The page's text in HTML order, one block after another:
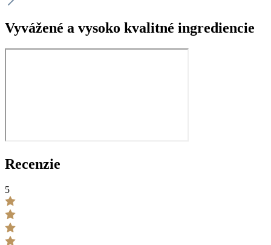
Vyvážené a vysoko kvalitné ingrediencie
Recenzie
5